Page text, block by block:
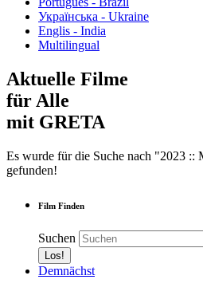
Українська - Ukraine
Englis - India
Multilingual
Aktuelle Filme
für Alle
mit GRETA
Es wurde für die Suche nach "2023 ::
gefunden!
Film Finden
Suchen
Demnächst